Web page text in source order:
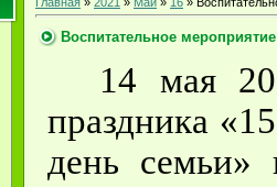
Воспитательное
14 мая
праздника
день